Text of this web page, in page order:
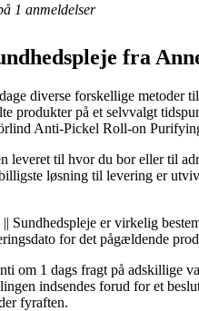
1 anmeldelser
fra
diverse forskellige metoder
produkter på et selvvalgt
Anti-Pickel Roll-on
leveret til hvor du bor eller til
løsning til levering er
Sundhedspleje er virkelig
for det pågældende
om 1 dags fragt på
indsendes forud for et
fyraften.